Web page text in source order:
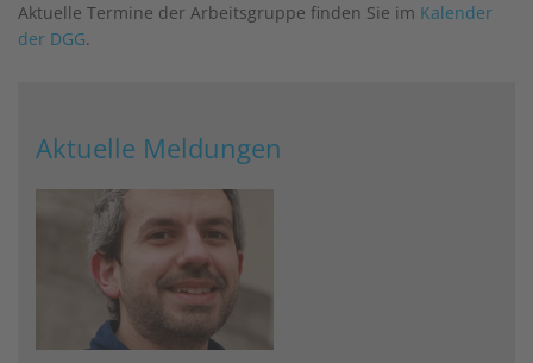
Aktuelle Termine der Arbeitsgruppe finden Sie im Kalender
der DGG.
Aktuelle Meldungen